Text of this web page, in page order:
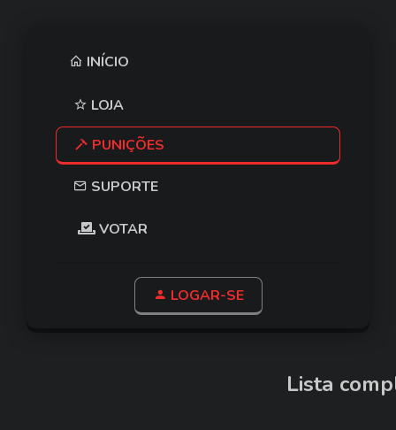
INÍCIO
LOJA
PUNIÇÕES
SUPORTE
VOTAR
LOGAR-SE
Lista